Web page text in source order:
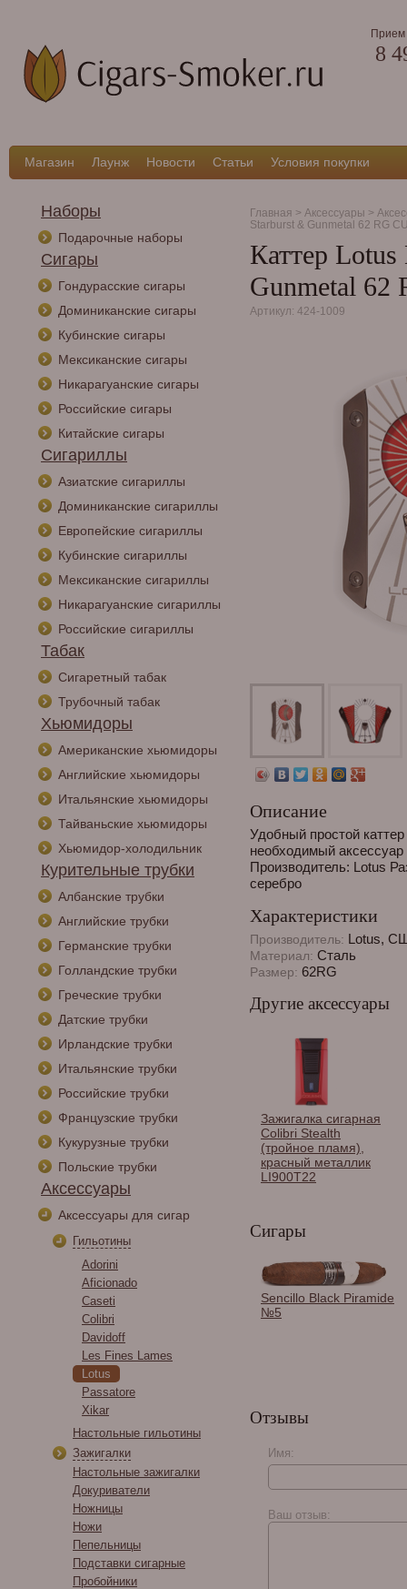
Прием
8
Магазин Лаунж Новости Статьи Условия покупки
Наборы
Подарочные наборы
Сигары
Гондурасские сигары
Доминиканские сигары
Кубинские сигары
Мексиканские сигары
Никарагуанские сигары
Российские сигары
Китайские сигары
Сигариллы
Азиатские сигариллы
Доминиканские сигариллы
Европейские сигариллы
Кубинские сигариллы
Мексиканские сигариллы
Никарагуанские сигариллы
Российские сигариллы
Табак
Сигаретный табак
Трубочный табак
Хьюмидоры
Американские хьюмидоры
Английские хьюмидоры
Итальянские хьюмидоры
Тайваньские хьюмидоры
Хьюмидор-холодильник
Курительные трубки
Албанские трубки
Английские трубки
Германские трубки
Голландские трубки
Греческие трубки
Датские трубки
Ирландские трубки
Итальянские трубки
Российские трубки
Французские трубки
Кукурузные трубки
Польские трубки
Аксессуары
Аксессуары для сигар
Гильотины
Adorini
Aficionado
Caseti
Colibri
Davidoff
Les Fines Lames
Lotus
Passatore
Xikar
Настольные гильотины
Зажигалки
Настольные зажигалки
Докуриватели
Ножницы
Ножи
Пепельницы
Подставки сигарные
Пробойники
Главная > Аксессуары >
Starburst & Gunmetal 62 RG
Каттер
Gunmetal 62
Артикул: 424-1009
Описание
Удобный простой
необходимый
Производитель: Lotus
серебро
Характеристики
Производитель: Lotus,
Материал: Сталь
Размер: 62RG
Другие аксессуары
Зажигалка сигарная
Colibri Stealth
(тройное пламя),
красный металлик
LI900T22
Пробойник Passatore
двойной (7 и 10 мм),
Сигары
Sencillo Black Piramide
№5
Paradiso Elegancia
Churchill
Отзывы
Имя:
Ваш отзыв: